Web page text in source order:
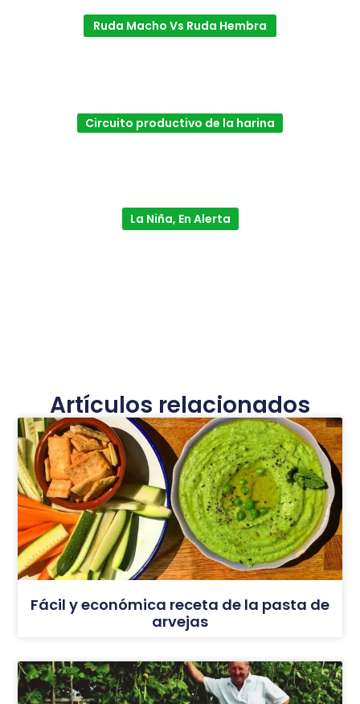
Ruda Macho Vs Ruda Hembra
Circuito productivo de la harina
La Niña, En Alerta
Artículos relacionados
Fácil y económica receta de la pasta de
arvejas